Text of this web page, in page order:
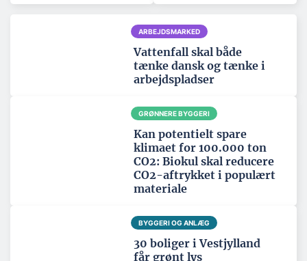
ARBEJDSMARKED
Vattenfall skal både
tænke dansk og tænke i
arbejdspladser
GRØNNERE BYGGERI
Kan potentielt spare
klimaet for 100.000 ton
CO2: Biokul skal reducere
CO2-aftrykket i populært
materiale
BYGGERI OG ANLÆG
30 boliger i Vestjylland
får grønt lys